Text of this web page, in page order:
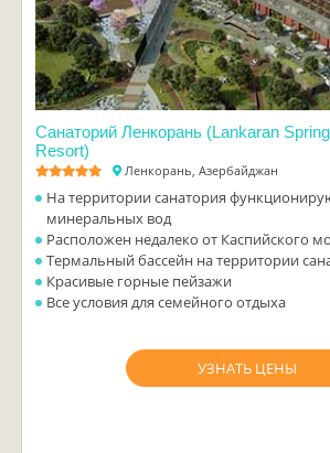
Санаторий Ленкорань (Lankaran
Resort)
Ленкорань, Азербайджан
На территории санатория
минеральных вод
Расположен недалеко от Каспийского
Термальный бассейн на территории
Красивые горные пейзажи
Все условия для семейного отдыха
УЗНАТЬ ЦЕНЫ